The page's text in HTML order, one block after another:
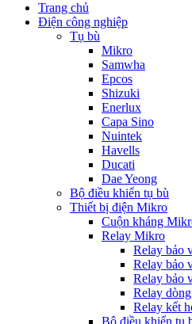
Trang chủ
Điện công nghiệp
Tụ bù
Mikro
Samwha
Epcos
Shizuki
Enerlux
Capa Sino
Nuintek
Havells
Ducati
Dae Yeong
Bộ điều khiển tụ bù
Thiết bị điện Mikro
Cuộn kháng
Relay Mikro
Relay bảo
Relay bảo
Relay bảo
Relay
Relay kết
Bộ điều khiển tụ